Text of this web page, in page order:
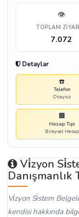
👁️
TOPLAM
7.072
Detaylar
☎️
Telefon
Onaysız
🏢
Hesap Tipi
Bireysel Hesap
Vi̇zyon
Danışmanlık
Vi̇zyon Si̇stem
kendisi hakkında